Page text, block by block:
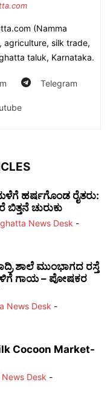
(Namma
agriculture, silk trade,
taluk, Karnataka.
Telegram
ಹರ್ಷಗೊಂಡ ರೈತರು:
ಚುರುಕು
News Desk -
ಶಾಲೆ ಮುಂಭಾಗದ ರಸ್ತೆ
ಗಾಯ – ಪೋಷಕರ
News Desk -
Cocoon Market-
Desk -